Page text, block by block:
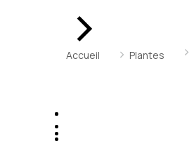
Vous êtes ici :
Accueil Plantes